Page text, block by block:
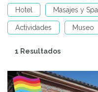
Hotel Masajes y Spa
Actividades Museo
1 Resultados